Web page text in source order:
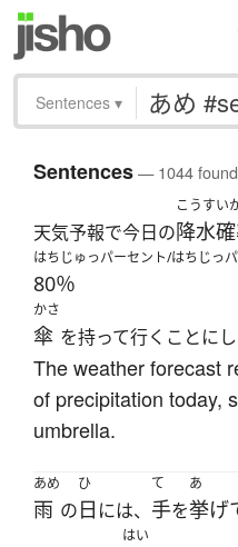
Sentences ▾
Sentences— 1044 found
天気予報で今日の
こうすい
降水
はちじゅっパーセント/はちじっ
80％
かさ
傘 を持って行くことにし
The weather forecast
of precipitation today,
umbrella.
あめ
雨 の
ひ
日 には、
て
手を
あ
挙げ
はい